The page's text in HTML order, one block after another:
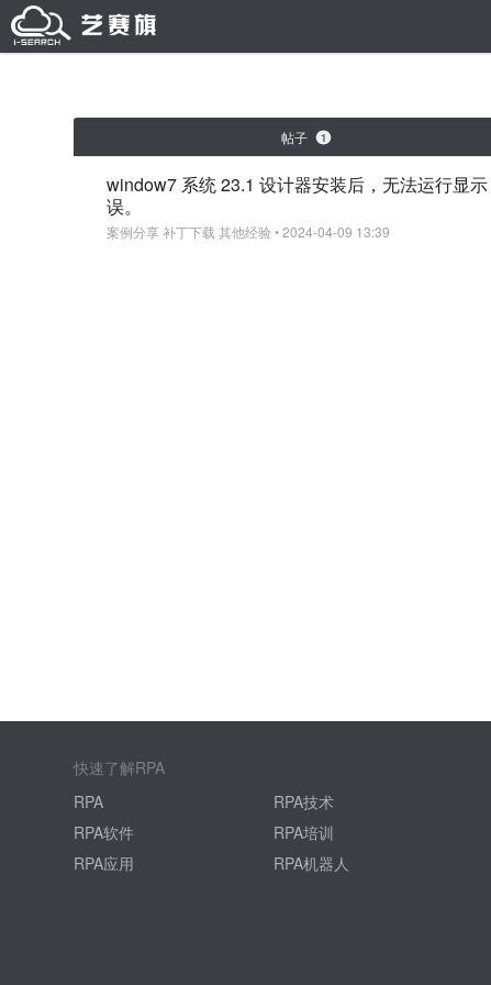
帖子 1
window7 系统 23.1 设计器安装后，无法运行显
误。
案例分享补丁下载 其他经验 • 2024-04-09 13:39
快速了解RPA
RPA
RPA技术
RPA软件
RPA培训
RPA应用
RPA机器人